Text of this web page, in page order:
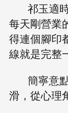
祁玉適
每天剛營業
得連個腳印
線就是完整
簡寧意
滑，從心理